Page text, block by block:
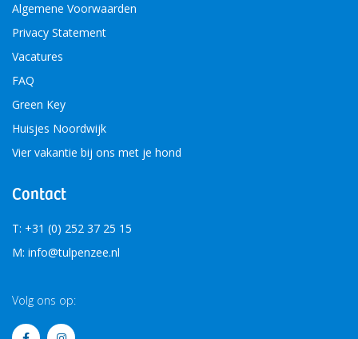
Algemene Voorwaarden
Privacy Statement
Vacatures
FAQ
Green Key
Huisjes Noordwijk
Vier vakantie bij ons met je hond
Contact
T: +31 (0) 252 37 25 15
M: info@tulpenzee.nl
Volg ons op: